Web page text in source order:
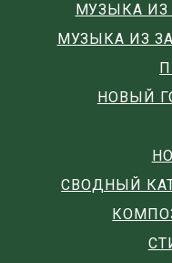
МУЗЫКА
МУЗЫКА ИЗ
НОВЫЙ
СВОДНЫЙ